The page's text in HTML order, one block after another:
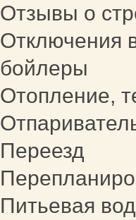
Отзывы о
Отключения
бойлеры
Отопление,
Переезд
Питьевая